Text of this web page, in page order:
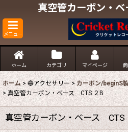
真空管カーボン・
メニュー
ホーム カテゴリ マイページ
ホーム > 🔵アクセサリー > カーボン/beginS
> 真空管カーボン・ベース CTS ２B
真空管カーボン・ベース CTS